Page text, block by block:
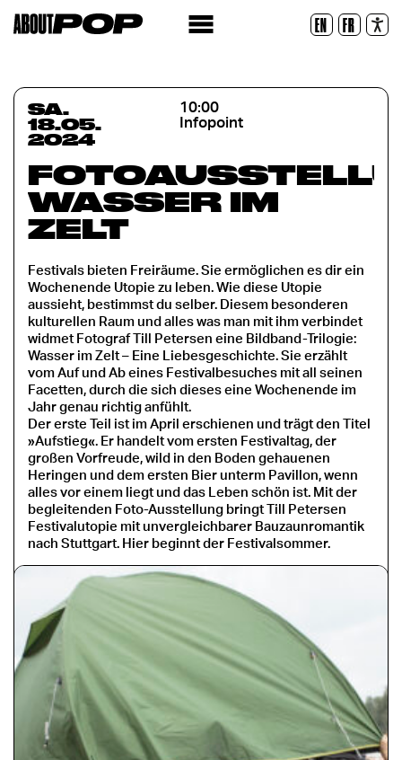
EN FR
Zurücksetzen
SA.
18.05.
2024
10:00
Infopoint
WASSER IM
ZELT
Festivals bieten Freiräume. Sie ermöglichen es dir ein
Wochenende Utopie zu leben. Wie diese Utopie
aussieht, bestimmst du selber. Diesem besonderen
kulturellen Raum und alles was man mit ihm verbindet
widmet Fotograf Till Petersen eine Bildband-Trilogie:
Wasser im Zelt – Eine Liebesgeschichte. Sie erzählt
vom Auf und Ab eines Festivalbesuches mit all seinen
Facetten, durch die sich dieses eine Wochenende im
Jahr genau richtig anfühlt.
Der erste Teil ist im April erschienen und trägt den Titel
»Aufstieg«. Er handelt vom ersten Festivaltag, der
großen Vorfreude, wild in den Boden gehauenen
Heringen und dem ersten Bier unterm Pavillon, wenn
alles vor einem liegt und das Leben schön ist. Mit der
begleitenden Foto-Ausstellung bringt Till Petersen
Festivalutopie mit unvergleichbarer Bauzaunromantik
nach Stuttgart. Hier beginnt der Festivalsommer.